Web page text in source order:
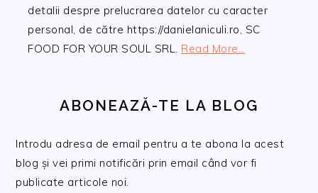
detalii despre prelucrarea datelor cu caracter
personal, de către https://danielaniculi.ro, SC
FOOD FOR YOUR SOUL SRL. Read More…
ABONEAZĂ-TE LA BLOG
Introdu adresa de email pentru a te abona la acest
blog și vei primi notificări prin email când vor fi
publicate articole noi.